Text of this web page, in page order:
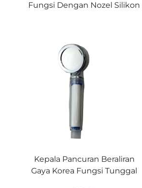
Fungsi Dengan Nozel Silikon
Menyegarkan
Kepala Pancuran Beraliran
Gaya Korea Fungsi Tunggal